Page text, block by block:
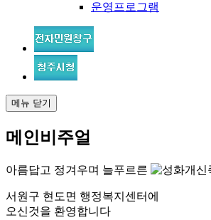
운영프로그램
메뉴 닫기
메인비주얼
아름답고 정겨우며 늘푸르른
서원구 현도면 행정복지센터에
오신것을 환영합니다